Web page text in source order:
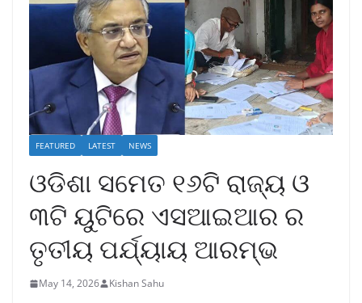
FEATURED LATEST NEWS
ଓଡିଶା ସମେତ ୧୬ଟି ରାଜ୍ୟ ଓ
୩ଟି ୟୁଟିରେ ଏସଆଇଆର ର
ତୃତୀୟ ପର୍ଯ୍ୟାୟ ଆରମ୍ଭ
May 14, 2026 Kishan Sahu